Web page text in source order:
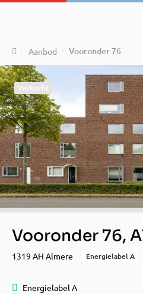
HomeAanbod Vooronder 76
Verkocht
Vooronder 76,
1319 AH Almere Energielabel A
Energielabel A